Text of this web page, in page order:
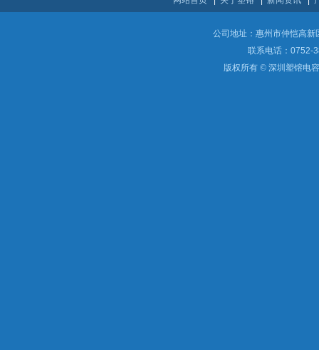
公司地址：惠州市仲恺高
联系电话：0752-
版权所有 © 深圳塑镕电